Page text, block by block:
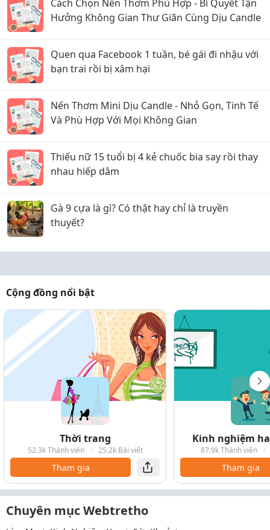
Cách Chọn Nến Thơm Phù Hợp - Bí Quyết Tận
Hưởng Không Gian Thư Giãn Cùng Dịu Candle
Quen qua Facebook 1 tuần, bé gái đi nhậu với
bạn trai rồi bị xâm hại
Nến Thơm Mini Dịu Candle - Nhỏ Gọn, Tinh Tế
Và Phù Hợp Với Mọi Không Gian
Thiếu nữ 15 tuổi bị 4 kẻ chuốc bia say rồi thay
nhau hiếp dâm
Gà 9 cựa là gì? Có thật hay chỉ là truyền
thuyết?
Cộng đồng nổi bật
Thời trang
52.3k Thành viên · 25.2k Bài viết
Tham gia
Kinh nghiệm
87.9k Thành viên ·
Tham gia
Chuyên mục Webtretho